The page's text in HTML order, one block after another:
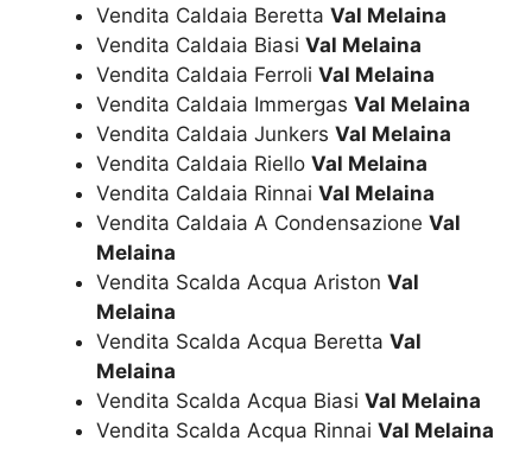
Vendita Caldaia Beretta Val Melaina
Vendita Caldaia Biasi Val Melaina
Vendita Caldaia Ferroli Val Melaina
Vendita Caldaia Immergas Val Melaina
Vendita Caldaia Junkers Val Melaina
Vendita Caldaia Riello Val Melaina
Vendita Caldaia Rinnai Val Melaina
Vendita Caldaia A Condensazione Val
Melaina
Vendita Scalda Acqua Ariston Val
Melaina
Vendita Scalda Acqua Beretta Val
Melaina
Vendita Scalda Acqua Biasi Val Melaina
Vendita Scalda Acqua Rinnai Val Melaina